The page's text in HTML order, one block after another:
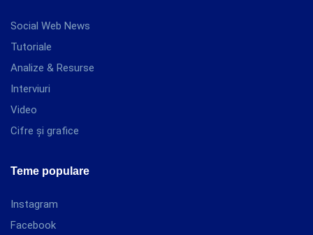
Social Web News
Tutoriale
Analize & Resurse
Interviuri
Video
Cifre și grafice
Teme populare
Instagram
Facebook